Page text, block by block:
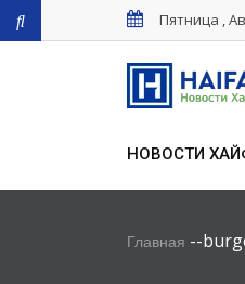
Пятница ,
НОВОСТИ
Главная --